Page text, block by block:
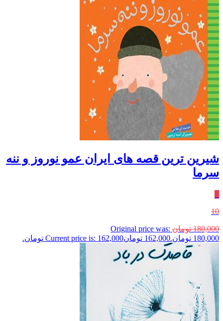
شیرین ترین قصه های ایران عمو نوروز و ننه
سرما
10
180,000 تومان Original price was:
180,000 تومان.
162,000 تومانCurrent price is: 162,000 تومان.